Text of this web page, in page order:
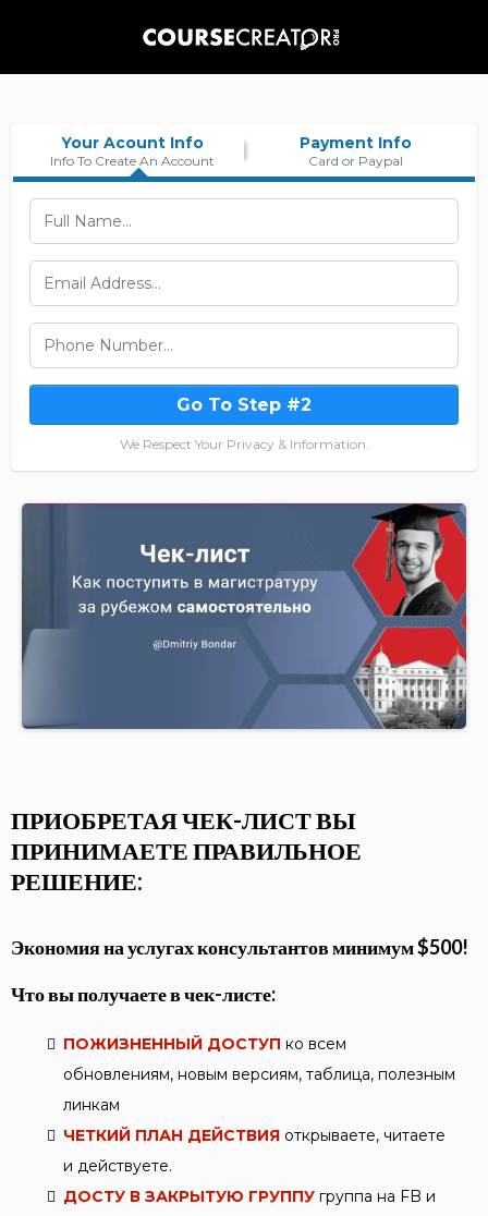
Your Acount Info
Info To Create An Account
Payment Info
Card or Paypal
Go To Step #2
We Respect Your Privacy & Information.
ПРИОБРЕТАЯ ЧЕК-ЛИСТ ВЫ
ПРИНИМАЕТЕ ПРАВИЛЬНОЕ
РЕШЕНИЕ:
Экономия на услугах консультантов минимум $500!
Что вы получаете в чек-листе:
ПОЖИЗНЕННЫЙ ДОСТУП ко всем
обновлениям, новым версиям, таблица, полезным
линкам
ЧЕТКИЙ ПЛАН ДЕЙСТВИЯ открываете, читаете
и действуете.
ДОСТУ В ЗАКРЫТУЮ ГРУППУ группа на FB и